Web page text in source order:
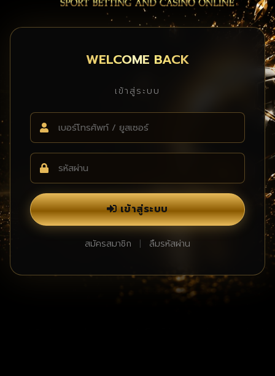
WELCOME BACK
เข้าสู่ระบบ
เข้าสู่ระบบ
สมัครสมาชิก | ลืมรหัสผ่าน